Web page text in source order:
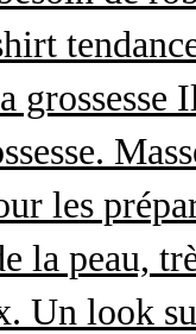
les
la peau,
Un look